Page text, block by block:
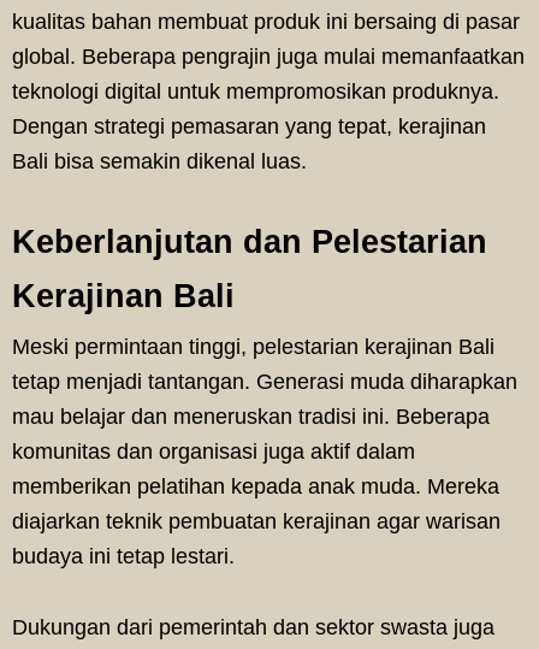
kualitas bahan membuat produk ini bersaing di pasar
global. Beberapa pengrajin juga mulai memanfaatkan
teknologi digital untuk mempromosikan produknya.
Dengan strategi pemasaran yang tepat, kerajinan
Bali bisa semakin dikenal luas.
Keberlanjutan dan Pelestarian
Kerajinan Bali
Meski permintaan tinggi, pelestarian kerajinan Bali
tetap menjadi tantangan. Generasi muda diharapkan
mau belajar dan meneruskan tradisi ini. Beberapa
komunitas dan organisasi juga aktif dalam
memberikan pelatihan kepada anak muda. Mereka
diajarkan teknik pembuatan kerajinan agar warisan
budaya ini tetap lestari.
Dukungan dari pemerintah dan sektor swasta juga